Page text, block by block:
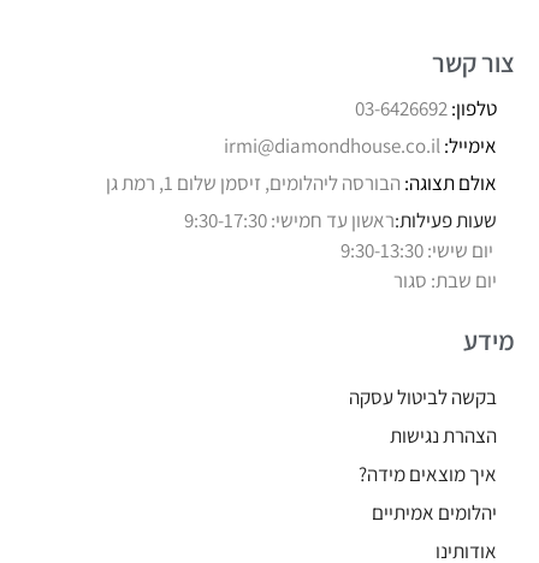
צור קשר
טלפון:03-6426692
אימייל:irmi@diamondhouse.co.il
אולם תצוגה: הבורסה ליהלומים, זיסמן שלום 1, רמת גן
שעות פעילות:ראשון עד חמישי: 9:30-17:30
יום שישי: 9:30-13:30
יום שבת: סגור
מידע
בקשה לביטול עסקה
הצהרת נגישות
איך מוצאים מידה?
יהלומים אמיתיים
אודותינו